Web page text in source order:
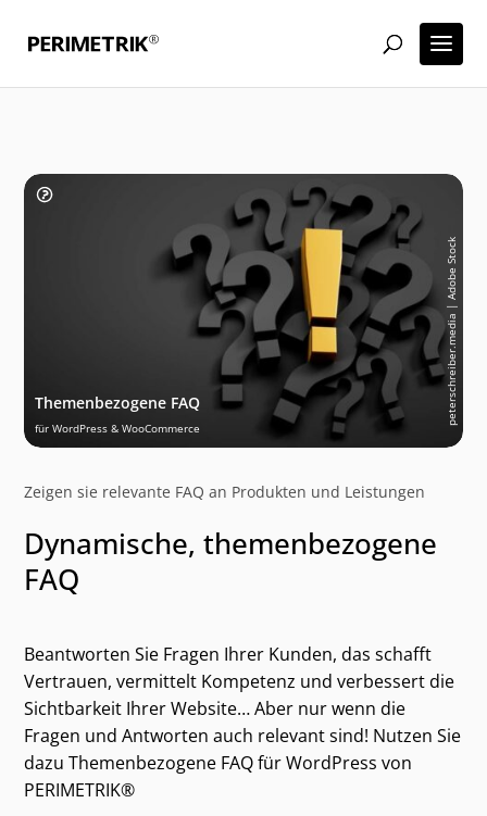
peterschreiber.media | Adobe Stock
Themenbezogene FAQ
für WordPress & WooCommerce
Zeigen sie relevante FAQ an Produkten und Leistungen
Dynamische, themenbezogene
FAQ
Beantworten Sie Fragen Ihrer Kunden, das schafft
Vertrauen, vermittelt Kompetenz und verbessert die
Sichtbarkeit Ihrer Website… Aber nur wenn die
Fragen und Antworten auch relevant sind! Nutzen Sie
dazu Themenbezogene FAQ für WordPress von
PERIMETRIK®
Kategorien und alternative Suchbegriffe